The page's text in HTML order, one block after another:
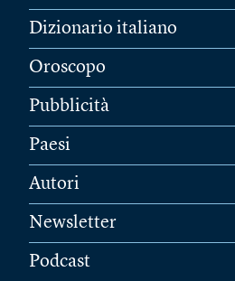
Dizionario italiano
Oroscopo
Pubblicità
Paesi
Autori
Newsletter
Podcast